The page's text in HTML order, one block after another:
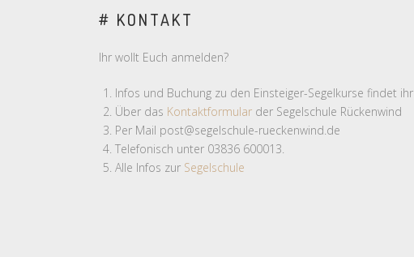
# KONTAKT
Ihr wollt Euch anmelden?
Infos und Buchung zu den Einsteiger-Segelkurse findet ihr
Über das Kontaktformular der Segelschule Rückenwind
Per Mail post@segelschule-rueckenwind.de
Telefonisch unter 03836 600013.
Alle Infos zur Segelschule